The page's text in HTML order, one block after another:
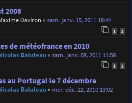
2008
Daviron« sam. janv. 15, 2011 18:44
1 2
de météofrance en 2010
Baluteau« sam. janv. 08, 2011 11:58
1 2
au Portugal le 7 décembre
Baluteau« mer. déc. 22, 2010 13:02